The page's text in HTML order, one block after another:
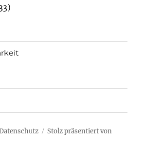
Stolz präsentiert von